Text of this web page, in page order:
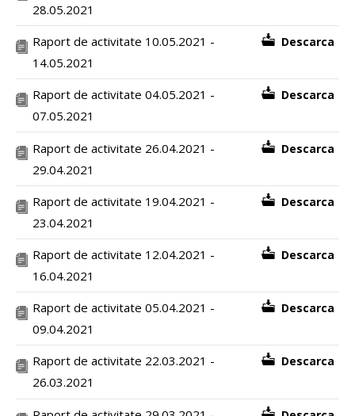
28.05.2021
Raport de activitate 10.05.2021 -
14.05.2021
Descarca
Raport de activitate 04.05.2021 -
07.05.2021
Descarca
Raport de activitate 26.04.2021 -
29.04.2021
Descarca
Raport de activitate 19.04.2021 -
23.04.2021
Descarca
Raport de activitate 12.04.2021 -
16.04.2021
Descarca
Raport de activitate 05.04.2021 -
09.04.2021
Descarca
Raport de activitate 22.03.2021 -
26.03.2021
Descarca